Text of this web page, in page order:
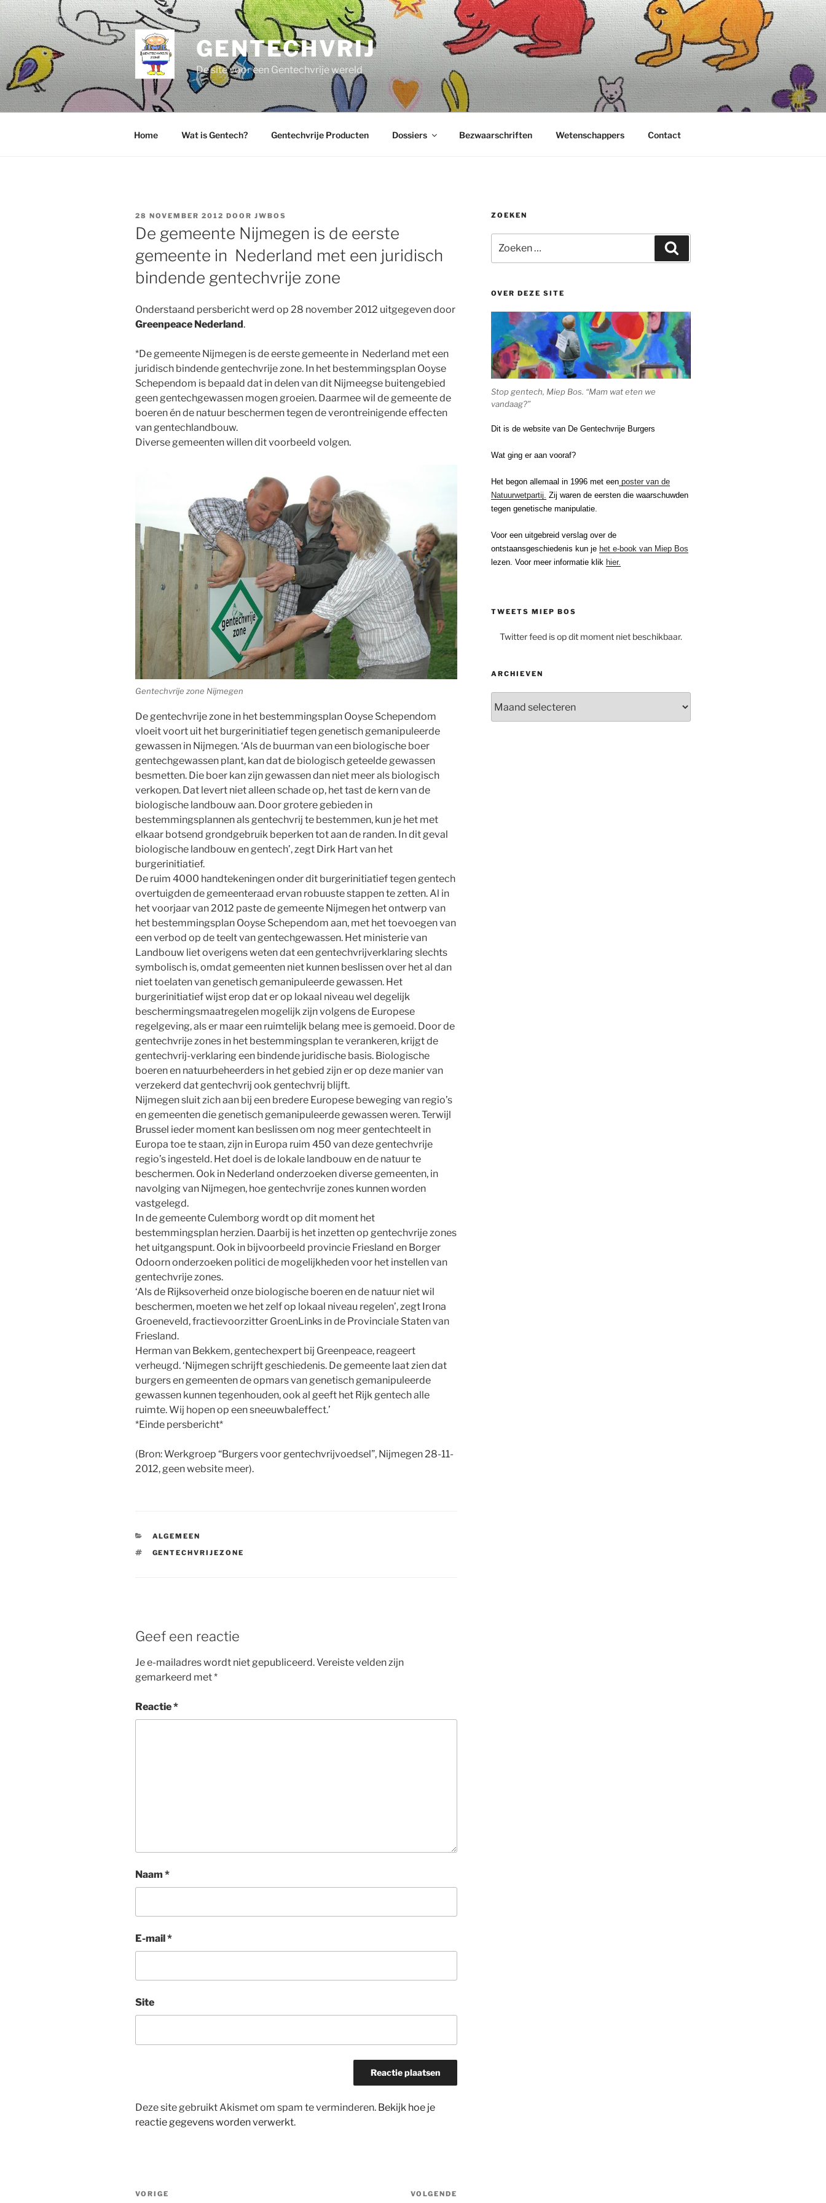
Ga
naar
de
inhoud
GENTECHVRIJ
De site voor een Gentechvrije wereld
Home Wat is Gentech? Gentechvrije Producten Dossiers Bezwaarschriften Wetenschappers Contact
GEPLAATST
OP
28 NOVEMBER 2012 DOOR JWBOS
De gemeente Nijmegen is de eerste
gemeente in Nederland met een juridisch
bindende gentechvrije zone
Onderstaand persbericht werd op 28 november 2012 uitgegeven door
Greenpeace Nederland.
*De gemeente Nijmegen is de eerste gemeente in Nederland met een
juridisch bindende gentechvrije zone. In het bestemmingsplan Ooyse
Schependom is bepaald dat in delen van dit Nijmeegse buitengebied
geen gentechgewassen mogen groeien. Daarmee wil de gemeente de
boeren én de natuur beschermen tegen de verontreinigende effecten
van gentechlandbouw.
Diverse gemeenten willen dit voorbeeld volgen.
Gentechvrije zone Nijmegen
De gentechvrije zone in het bestemmingsplan Ooyse Schependom
vloeit voort uit het burgerinitiatief tegen genetisch gemanipuleerde
gewassen in Nijmegen. ‘Als de buurman van een biologische boer
gentechgewassen plant, kan dat de biologisch geteelde gewassen
besmetten. Die boer kan zijn gewassen dan niet meer als biologisch
verkopen. Dat levert niet alleen schade op, het tast de kern van de
biologische landbouw aan. Door grotere gebieden in
bestemmingsplannen als gentechvrij te bestemmen, kun je het met
elkaar botsend grondgebruik beperken tot aan de randen. In dit geval
biologische landbouw en gentech’, zegt Dirk Hart van het
burgerinitiatief.
De ruim 4000 handtekeningen onder dit burgerinitiatief tegen gentech
overtuigden de gemeenteraad ervan robuuste stappen te zetten. Al in
het voorjaar van 2012 paste de gemeente Nijmegen het ontwerp van
het bestemmingsplan Ooyse Schependom aan, met het toevoegen van
een verbod op de teelt van gentechgewassen. Het ministerie van
Landbouw liet overigens weten dat een gentechvrijverklaring slechts
symbolisch is, omdat gemeenten niet kunnen beslissen over het al dan
niet toelaten van genetisch gemanipuleerde gewassen. Het
burgerinitiatief wijst erop dat er op lokaal niveau wel degelijk
beschermingsmaatregelen mogelijk zijn volgens de Europese
regelgeving, als er maar een ruimtelijk belang mee is gemoeid. Door de
gentechvrije zones in het bestemmingsplan te verankeren, krijgt de
gentechvrij-verklaring een bindende juridische basis. Biologische
boeren en natuurbeheerders in het gebied zijn er op deze manier van
verzekerd dat gentechvrij ook gentechvrij blijft.
Nijmegen sluit zich aan bij een bredere Europese beweging van regio’s
en gemeenten die genetisch gemanipuleerde gewassen weren. Terwijl
Brussel ieder moment kan beslissen om nog meer gentechteelt in
Europa toe te staan, zijn in Europa ruim 450 van deze gentechvrije
regio’s ingesteld. Het doel is de lokale landbouw en de natuur te
beschermen. Ook in Nederland onderzoeken diverse gemeenten, in
navolging van Nijmegen, hoe gentechvrije zones kunnen worden
vastgelegd.
In de gemeente Culemborg wordt op dit moment het
bestemmingsplan herzien. Daarbij is het inzetten op gentechvrije zones
het uitgangspunt. Ook in bijvoorbeeld provincie Friesland en Borger
Odoorn onderzoeken politici de mogelijkheden voor het instellen van
gentechvrije zones.
‘Als de Rijksoverheid onze biologische boeren en de natuur niet wil
beschermen, moeten we het zelf op lokaal niveau regelen’, zegt Irona
Groeneveld, fractievoorzitter GroenLinks in de Provinciale Staten van
Friesland.
Herman van Bekkem, gentechexpert bij Greenpeace, reageert
verheugd. ‘Nijmegen schrijft geschiedenis. De gemeente laat zien dat
burgers en gemeenten de opmars van genetisch gemanipuleerde
gewassen kunnen tegenhouden, ook al geeft het Rijk gentech alle
ruimte. Wij hopen op een sneeuwbaleffect.’
*Einde persbericht*
(Bron: Werkgroep “Burgers voor gentechvrijvoedsel”, Nijmegen 28-11-
2012, geen website meer).
CATEGORIEËN
ALGEMEEN
TAGS
GENTECHVRIJEZONE
Geef een reactie
Je e-mailadres wordt niet gepubliceerd.Vereiste velden zijn
gemarkeerd met*
Reactie*
Naam *
E-mail*
Site
Deze site gebruikt Akismet om spam te verminderen. Bekijk hoe je
reactie gegevens worden verwerkt.
Bericht
Vorig
VORIGE VOLGENDE
ZOEKEN
naar:
OVER DEZE SITE
Stop gentech, Miep Bos. “Mam wat eten we
vandaag?”
Dit is de website van De Gentechvrije Burgers
Wat ging er aan vooraf?
Het begon allemaal in 1996 met eenposter van de
Natuurwetpartij. Zij waren de eersten die waarschuwden
tegen genetische manipulatie.
Voor een uitgebreid verslag over de
ontstaansgeschiedenis kun je het e-book van Miep Bos
lezen. Voor meer informatie klik hier.
TWEETS MIEP BOS
Twitter feed is op dit moment niet beschikbaar.
ARCHIEVEN